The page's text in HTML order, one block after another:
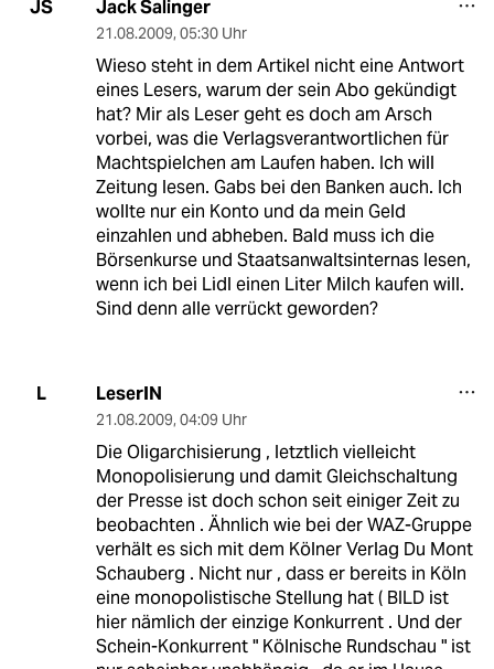
JS Jack Salinger
21.08.2009, 05:30 Uhr
Wieso steht in dem Artikel nicht eine Antwort
eines Lesers, warum der sein Abo gekündigt
hat? Mir als Leser geht es doch am Arsch
vorbei, was die Verlagsverantwortlichen für
Machtspielchen am Laufen haben. Ich will
Zeitung lesen. Gabs bei den Banken auch. Ich
wollte nur ein Konto und da mein Geld
einzahlen und abheben. Bald muss ich die
Börsenkurse und Staatsanwaltsinternas lesen,
wenn ich bei Lidl einen Liter Milch kaufen will.
Sind denn alle verrückt geworden?
L LeserIN
21.08.2009, 04:09 Uhr
Die Oligarchisierung , letztlich vielleicht
Monopolisierung und damit Gleichschaltung
der Presse ist doch schon seit einiger Zeit zu
beobachten . Ähnlich wie bei der WAZ-Gruppe
verhält es sich mit dem Kölner Verlag Du Mont
Schauberg . Nicht nur , dass er bereits in Köln
eine monopolistische Stellung hat ( BILD ist
hier nämlich der einzige Konkurrent . Und der
Schein-Konkurrent " Kölnische Rundschau " ist